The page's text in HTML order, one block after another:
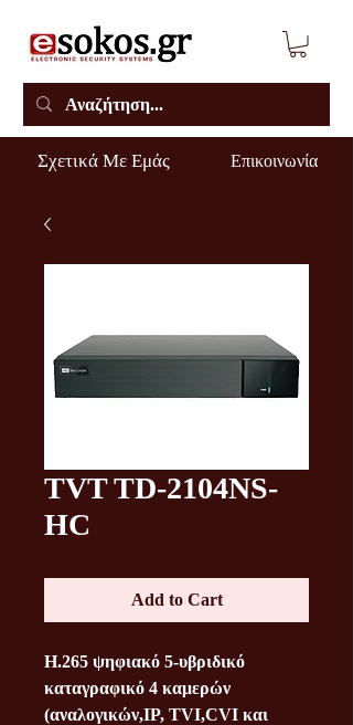
Επικοινωνία
Σχετικά Με Εμάς
TVT TD-2104NS-
HC
Add to Cart
H.265 ψηφιακό 5-υβριδικό
καταγραφικό 4 καμερών
(αναλογικών,IP, TVI,CVI και